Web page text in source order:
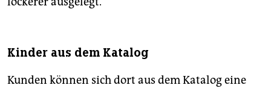
Kinder aus dem Katalog
Kunden können sich dort aus dem Katalog eine